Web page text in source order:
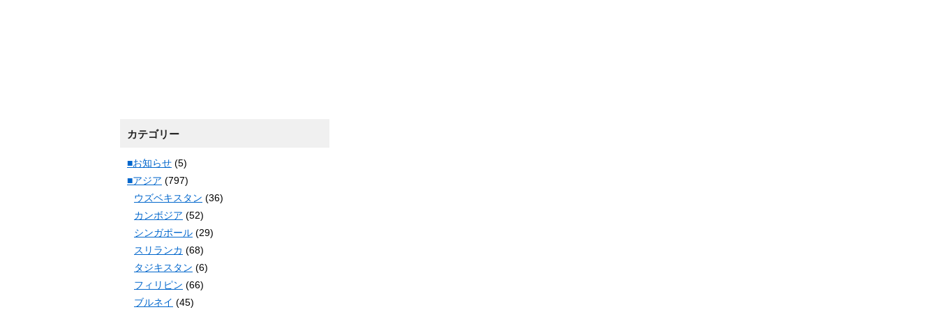
カテゴリー
■お知らせ (5)
■アジア (797)
ウズベキスタン (36)
カンボジア (52)
シンガポール (29)
スリランカ (68)
タジキスタン (6)
フィリピン (66)
ブルネイ (45)